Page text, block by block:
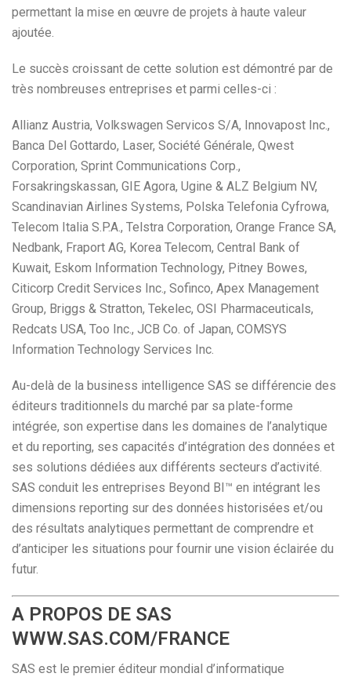
permettant la mise en œuvre de projets à haute valeur
ajoutée.
Le succès croissant de cette solution est démontré par de
très nombreuses entreprises et parmi celles-ci :
Allianz Austria, Volkswagen Servicos S/A, Innovapost Inc.,
Banca Del Gottardo, Laser, Société Générale, Qwest
Corporation, Sprint Communications Corp.,
Forsakringskassan, GIE Agora, Ugine & ALZ Belgium NV,
Scandinavian Airlines Systems, Polska Telefonia Cyfrowa,
Telecom Italia S.P.A., Telstra Corporation, Orange France SA,
Nedbank, Fraport AG, Korea Telecom, Central Bank of
Kuwait, Eskom Information Technology, Pitney Bowes,
Citicorp Credit Services Inc., Sofinco, Apex Management
Group, Briggs & Stratton, Tekelec, OSI Pharmaceuticals,
Redcats USA, Too Inc., JCB Co. of Japan, COMSYS
Information Technology Services Inc.
Au-delà de la business intelligence SAS se différencie des
éditeurs traditionnels du marché par sa plate-forme
intégrée, son expertise dans les domaines de l’analytique
et du reporting, ses capacités d’intégration des données et
ses solutions dédiées aux différents secteurs d’activité.
SAS conduit les entreprises Beyond BI™ en intégrant les
dimensions reporting sur des données historisées et/ou
des résultats analytiques permettant de comprendre et
d’anticiper les situations pour fournir une vision éclairée du
futur.
A PROPOS DE SAS
WWW.SAS.COM/FRANCE
SAS est le premier éditeur mondial d’informatique